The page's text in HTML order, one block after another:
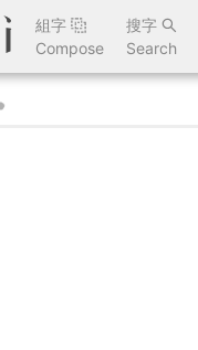
組字
Compose
搜字
Search